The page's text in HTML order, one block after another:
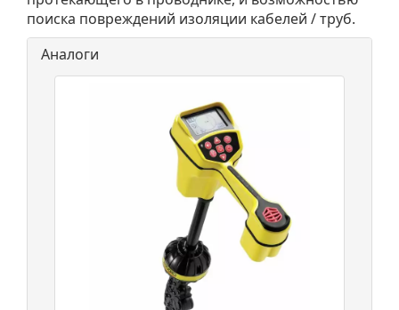
поиска повреждений изоляции кабелей / труб.
Аналоги